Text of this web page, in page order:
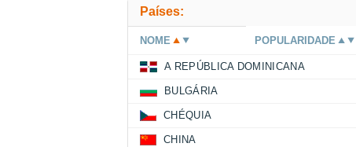
Países:
NOME POPULARIDADE
A REPÚBLICA DOMINICANA
BULGÁRIA
CHÉQUIA
CHINA